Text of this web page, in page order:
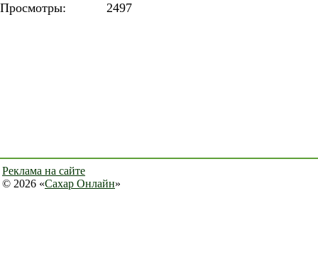
Просмотры:
2497
Реклама на сайте
© 2026 «Сахар Онлайн»